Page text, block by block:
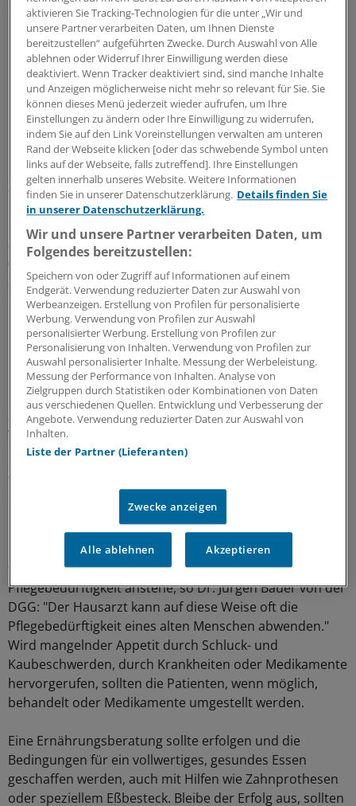
oder Appetitlosigkeit hervorrufen, appetithemmende
Medikamente oder Depressionen oder Demenz können
Gründe sein.
In Kliniken kommt dazu, daß den Patienten oft das Essen
nicht schmeckt oder das Personal zuwenig Zeit hat, um
beim Essen mit Füttern oder Zerkleinern der Kost zu
helfen.
Zum Teil unterschätzen aber auch Ärzte, was ein
Mensch an Energie pro Tag braucht. Zwar sinkt bei den
meisten gesunden Senioren der Grundumsatz, so daß
ältere Männer im allgemeinen mit 1900 Kilokalorien
(kcal) und ältere Frauen mit 1700 kcal pro Tag
auskommen. Aber gerade Menschen mit Demenz sind
oft unruhig und bewegen sich viel. Auch
Parkinsonkranke mit starkem Zittern haben erhöhten
Kalorienbedarf.
Die jüngste Drohung der Krankenkassen, wegen der
neuen Richtlinie des Bundesgesundheitsministeriums
zur enteralen Ernährung mehr
Wirtschaftlichkeitsprüfungen bei Ärzten vorzunehmen,
schüre bewußt Ängste, sagte Sieber. Aus dieser
Zwickmühle könne man sich nur befreien, indem
dokumentiert werde, warum eine enterale Ernährung
medizinisch notwendig war.
Dazu gehöre die Erhebung des Ernährungszustandes so
früh wie möglich, also noch bevor die Frage nach
Pflegebedürftigkeit anstehe, so Dr. Jürgen Bauer von der
DGG: "Der Hausarzt kann auf diese Weise oft die
Pflegebedürftigkeit eines alten Menschen abwenden."
Wird mangelnder Appetit durch Schluck- und
Kaubeschwerden, durch Krankheiten oder Medikamente
hervorgerufen, sollten die Patienten, wenn möglich,
behandelt oder Medikamente umgestellt werden.
Eine Ernährungsberatung sollte erfolgen und die
Bedingungen für ein vollwertiges, gesundes Essen
geschaffen werden, auch mit Hilfen wie Zahnprothesen
oder speziellem Eßbesteck. Bleibe der Erfolg aus, sollten
aktivieren Sie Tracking-Technologien für die unter „Wir und
unsere Partner verarbeiten Daten, um Ihnen Dienste
bereitzustellen“ aufgeführten Zwecke. Durch Auswahl von Alle
ablehnen oder Widerruf Ihrer Einwilligung werden diese
deaktiviert. Wenn Tracker deaktiviert sind, sind manche Inhalte
und Anzeigen möglicherweise nicht mehr so relevant für Sie. Sie
können dieses Menü jederzeit wieder aufrufen, um Ihre
Einstellungen zu ändern oder Ihre Einwilligung zu widerrufen,
indem Sie auf den Link Voreinstellungen verwalten am unteren
Rand der Webseite klicken [oder das schwebende Symbol unten
links auf der Webseite, falls zutreffend]. Ihre Einstellungen
gelten innerhalb unseres Website. Weitere Informationen
finden Sie in unserer Datenschutzerklärung. Details finden Sie
in unserer Datenschutzerklärung.
Wir und unsere Partner verarbeiten Daten, um
Folgendes bereitzustellen:
Speichern von oder Zugriff auf Informationen auf einem
Endgerät. Verwendung reduzierter Daten zur Auswahl von
Werbeanzeigen. Erstellung von Profilen für personalisierte
Werbung. Verwendung von Profilen zur Auswahl
personalisierter Werbung. Erstellung von Profilen zur
Personalisierung von Inhalten. Verwendung von Profilen zur
Auswahl personalisierter Inhalte. Messung der Werbeleistung.
Messung der Performance von Inhalten. Analyse von
Zielgruppen durch Statistiken oder Kombinationen von Daten
aus verschiedenen Quellen. Entwicklung und Verbesserung der
Angebote. Verwendung reduzierter Daten zur Auswahl von
Inhalten.
Liste der Partner (Lieferanten)
Zwecke anzeigen
Alle ablehnen Akzeptieren